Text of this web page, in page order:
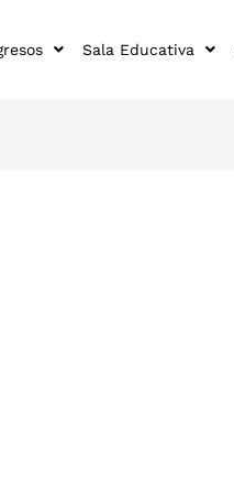
Sala Educativa